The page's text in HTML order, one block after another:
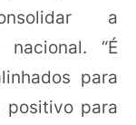
a
“É
para
positivo para